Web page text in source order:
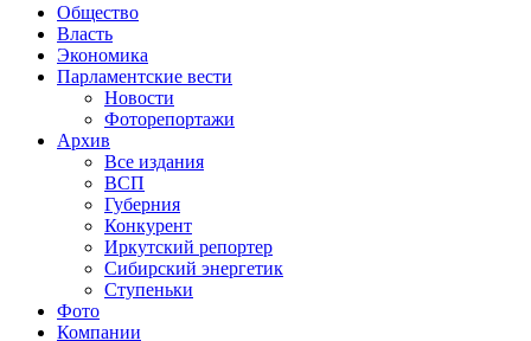
Общество
Власть
Экономика
Парламентские вести
Новости
Фоторепортажи
Архив
Все издания
ВСП
Губерния
Конкурент
Иркутский репортер
Сибирский энергетик
Ступеньки
Фото
Компании